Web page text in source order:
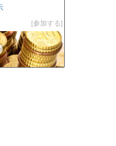
か検証してみた
参加する